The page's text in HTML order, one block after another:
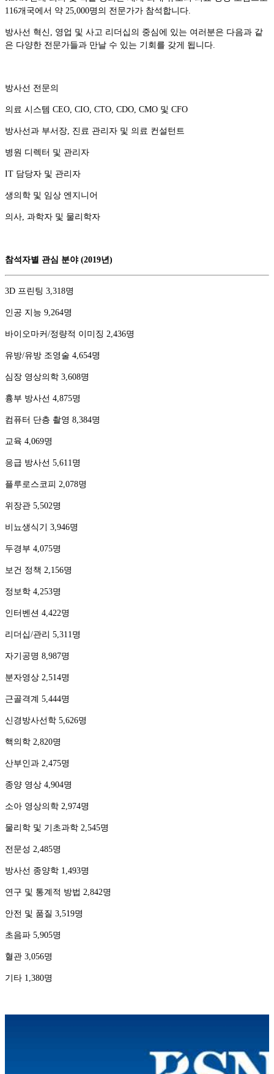
116개국에서 약 25,000명의 전문가가 참석합니다.
방사선 혁신, 영업 및 사고 리더십의 중심에 있는 여러분은 다음과 같
은 다양한 전문가들과 만날 수 있는 기회를 갖게 됩니다.
방사선 전문의
의료 시스템 CEO, CIO, CTO, CDO, CMO 및 CFO
방사선과 부서장, 진료 관리자 및 의료 컨설턴트
병원 디렉터 및 관리자
IT 담당자 및 관리자
생의학 및 임상 엔지니어
의사, 과학자 및 물리학자
참석자별 관심 분야 (2019년)
3D 프린팅 3,318명
인공 지능 9,264명
바이오마커/정량적 이미징 2,436명
유방/유방 조영술 4,654명
심장 영상의학 3,608명
흉부 방사선 4,875명
컴퓨터 단층 촬영 8,384명
교육 4,069명
응급 방사선 5,611명
플루로스코피 2,078명
위장관 5,502명
비뇨생식기 3,946명
두경부 4,075명
보건 정책 2,156명
정보학 4,253명
인터벤션 4,422명
리더십/관리 5,311명
자기공명 8,987명
분자영상 2,514명
근골격계 5,444명
신경방사선학 5,626명
핵의학 2,820명
산부인과 2,475명
종양 영상 4,904명
소아 영상의학 2,974명
물리학 및 기초과학 2,545명
전문성 2,485명
방사선 종양학 1,493명
연구 및 통계적 방법 2,842명
안전 및 품질 3,519명
초음파 5,905명
혈관 3,056명
기타 1,380명